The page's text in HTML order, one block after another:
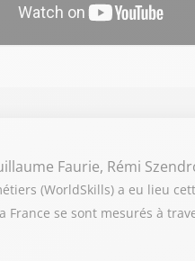
Faurie, Rémi
(WorldSkills) a eu lieu
se sont mesurés à